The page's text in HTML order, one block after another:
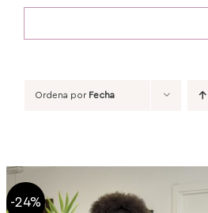
Ordena por Fecha
-24%